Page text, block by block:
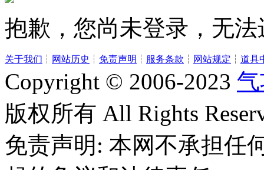
抱歉，您尚未登录，无
关于我们 ┆ 网站历史 ┆ 免责声明 ┆ 服务条款 ┆ 网站规定 ┆ 道具
Copyright © 2006-2023
版权所有 All Rights
免责声明: 本网不承担任